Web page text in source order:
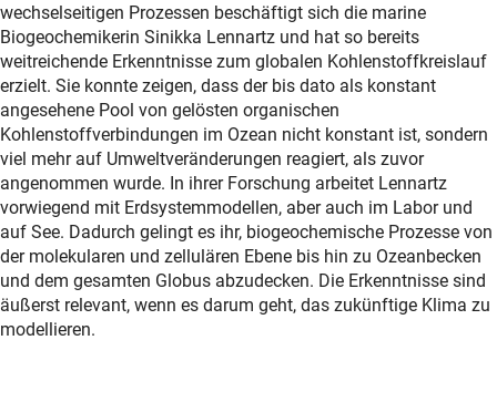
wechselseitigen Prozessen beschäftigt sich die marine
Biogeochemikerin Sinikka Lennartz und hat so bereits
weitreichende Erkenntnisse zum globalen Kohlenstoffkreislauf
erzielt. Sie konnte zeigen, dass der bis dato als konstant
angesehene Pool von gelösten organischen
Kohlenstoffverbindungen im Ozean nicht konstant ist, sondern
viel mehr auf Umweltveränderungen reagiert, als zuvor
angenommen wurde. In ihrer Forschung arbeitet Lennartz
vorwiegend mit Erdsystemmodellen, aber auch im Labor und
auf See. Dadurch gelingt es ihr, biogeochemische Prozesse von
der molekularen und zellulären Ebene bis hin zu Ozeanbecken
und dem gesamten Globus abzudecken. Die Erkenntnisse sind
äußerst relevant, wenn es darum geht, das zukünftige Klima zu
modellieren.